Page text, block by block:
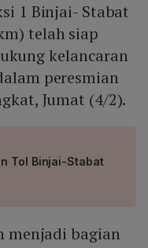
1 Binjai- Stabat
telah siap
kelancaran
peresmian
Jumat (4/2).
Tol Binjai-Stabat
menjadi bagian